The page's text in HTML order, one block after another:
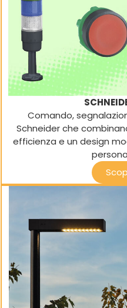
Comando,
Schneider che
efficienza e un design